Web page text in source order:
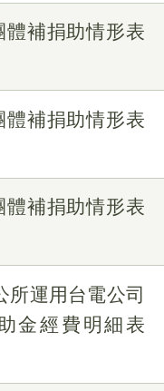
補捐助情形表
補捐助情形表
補捐助情形表
所運用台電公司
金經費明細表